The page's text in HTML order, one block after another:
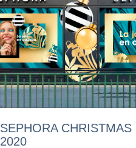
SEPHORA CHRISTMAS
2020